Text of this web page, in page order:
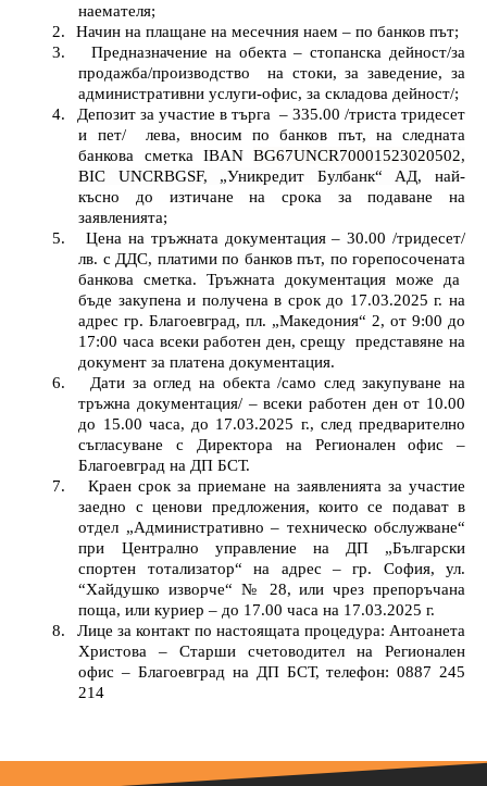
наемателя;
2.
Начин на плащане на месечния наем – по банков път;
3.
Предназначение на обекта –стопанска дейност/за
продажба/производство
на стоки, за заведение, за
административни услуги-офис, за складова дейност/;
4.
Депозит за участие в търга – 335.00 /триста тридесет
и пет/
лева, вносим по банков път, на следната
банкова сметка IBAN BG67UNCR70001523020502,
BIC UNCRBGSF, „Уникредит Булбанк“ АД, най-
късно до изтичане на срока за подаване на
заявленията;
5.
Цена на тръжната документация – 30.00 /тридесет/
лв. с ДДС, платими по банков път, по горепосоченатa
банкова сметка. Тръжната документация може да
бъде закупена и получена в срок до 17.03.2025 г. на
адрес гр. Благоевград, пл. „Македония“ 2, от 9:00 до
17:00 часа всеки работен ден, срещу представяне на
документ за платена документация.
6.
Дати за оглед на обекта /само след закупуване на
тръжна документация/ – всеки работен ден от 10.00
до 15.00 часа, до 17.03.2025 г., след предварително
съгласуване с
Директора на Регионален офис –
Благоевград на ДП БСТ.
7.
Краен срок за приемане на заявленията за участие
заедно с ценови предложения, които се подават в
отдел „Административно – техническо обслужване“
при Централно управление на ДП „Български
спортен тотализатор“ на адрес – гр. София, ул.
“Хайдушко изворче“ № 28, или чрез препоръчана
поща, или куриер – до 17.00 часа на 17.03.2025г.
8.
Лице за контакт по настоящата процедура: Антоанета
Христова – Старши счетоводител на Регионален
офис – Благоевград на ДП БСТ, телефон: 0887 245
214